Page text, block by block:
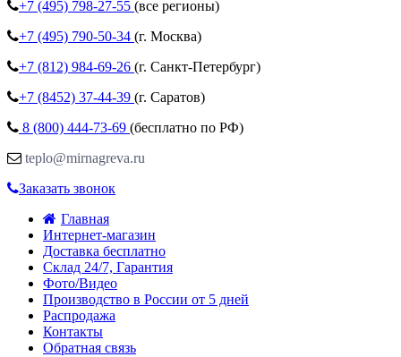
+7 (495) 798-27-55 (все регионы)
+7 (495) 790-50-34 (г. Москва)
+7 (812) 984-69-26 (г. Санкт-Петербург)
+7 (8452) 37-44-39 (г. Саратов)
8 (800) 444-73-69 (бесплатно по РФ)
teplo@mirnagreva.ru
Заказать звонок
Главная
Интернет-магазин
Доставка бесплатно
Склад 24/7, Гарантия
Фото/Видео
Производство в России от 5 дней
Распродажа
Контакты
Обратная связь